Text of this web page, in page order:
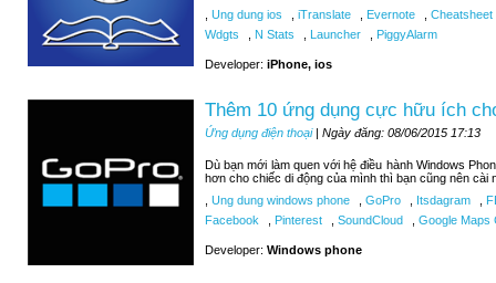
Ung dung ios iTranslate Evernote
Cheatsheet
Wdgts
N Stats Launcher PiggyAlarm
Developer: iPhone, ios
Thêm 10 ứng dụng cực hữu ích
Ứng dụng điện thoại| Ngày đăng: 08/06/2015 17:13
Dù bạn mới làm quen với hệ điều hành Windows
hơn cho chiếc di động của mình thì bạn cũng nên cài
Ung dung windows phone GoPro Itsdagram
Facebook
Pinterest SoundCloud Google Maps
Developer: Windows phone